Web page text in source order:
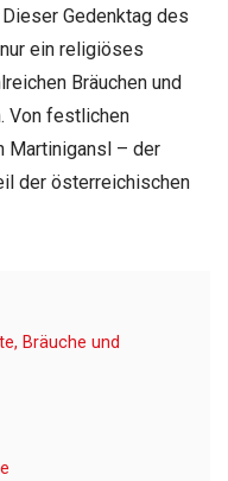
Gedenktag des
ein religiöses
Bräuchen und
Von festlichen
Martinigansl – der
der österreichischen
Bräuche und